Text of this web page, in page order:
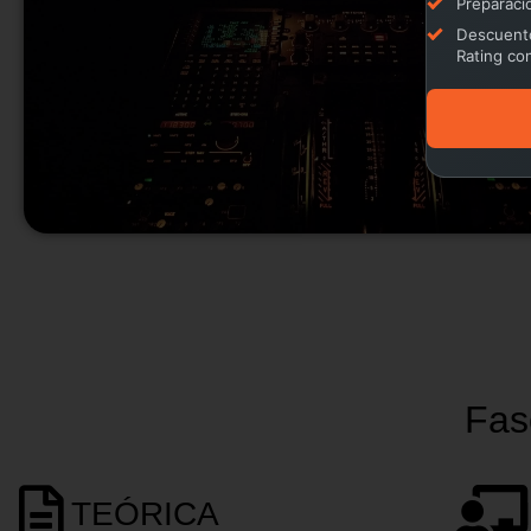
TEÓRICA
Rating